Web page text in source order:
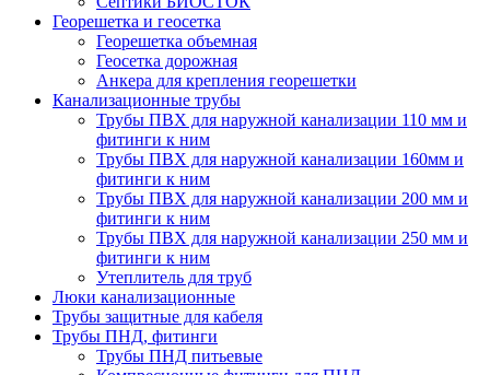
Георешетка и геосетка
Георешетка объемная
Геосетка дорожная
Анкера для крепления георешетки
Канализационные трубы
Трубы ПВХ для наружной канализации 110 мм и
фитинги к ним
Трубы ПВХ для наружной канализации 160мм и
фитинги к ним
Трубы ПВХ для наружной канализации 200 мм и
фитинги к ним
Трубы ПВХ для наружной канализации 250 мм и
фитинги к ним
Утеплитель для труб
Люки канализационные
Трубы защитные для кабеля
Трубы ПНД, фитинги
Трубы ПНД питьевые